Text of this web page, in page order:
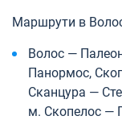
Маршрути в
Волос —
Панормос,
Сканцура —
м. Скопелос —